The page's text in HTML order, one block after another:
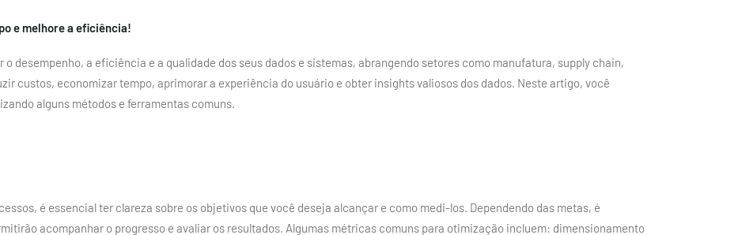
e melhore a eficiência!
o desempenho, a eficiência e a qualidade dos seus dados e sistemas, abrangendo setores como manufatura, supply chain,
custos, economizar tempo, aprimorar a experiência do usuário e obter insights valiosos dos dados. Neste artigo, você
alguns métodos e ferramentas comuns.
é essencial ter clareza sobre os objetivos que você deseja alcançar e como medi-los. Dependendo das metas, é
acompanhar o progresso e avaliar os resultados. Algumas métricas comuns para otimização incluem: dimensionamento